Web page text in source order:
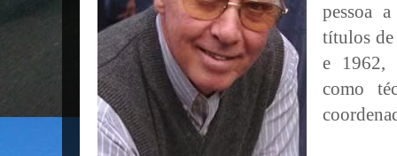
pessoa
títulos
e 1962,
como